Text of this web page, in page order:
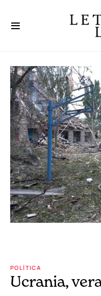
POLÍTICA
Ucrania,